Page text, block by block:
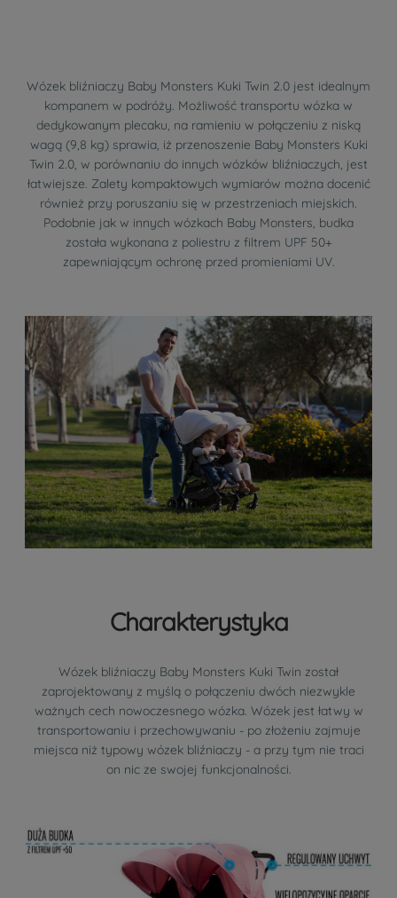
Wózek bliźniaczy Baby Monsters Kuki Twin 2.0 jest idealnym
kompanem w podróży. Możliwość transportu wózka w
dedykowanym plecaku, na ramieniu w połączeniu z niską
wagą (9,8 kg) sprawia, iż przenoszenie Baby Monsters Kuki
Twin 2.0, w porównaniu do innych wózków bliźniaczych, jest
łatwiejsze. Zalety kompaktowych wymiarów można docenić
również przy poruszaniu się w przestrzeniach miejskich.
Podobnie jak w innych wózkach Baby Monsters, budka
została wykonana z poliestru z filtrem UPF 50+
zapewniającym ochronę przed promieniami UV.
Charakterystyka
Wózek bliźniaczy Baby Monsters Kuki Twin został
zaprojektowany z myślą o połączeniu dwóch niezwykle
ważnych cech nowoczesnego wózka. Wózek jest łatwy w
transportowaniu i przechowywaniu - po złożeniu zajmuje
miejsca niż typowy wózek bliźniaczy - a przy tym nie traci
on nic ze swojej funkcjonalności.